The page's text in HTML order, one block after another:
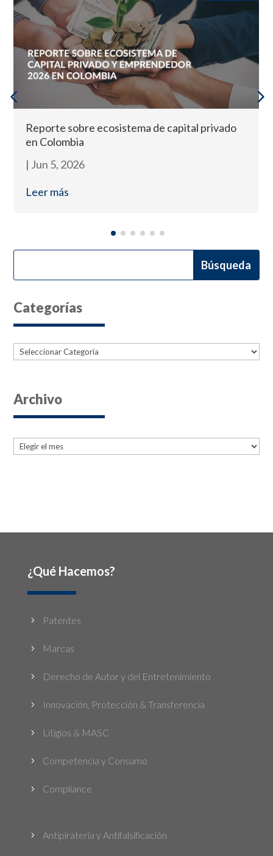
Reporte sobre ecosistema de capital privado
en Colombia
| Jun 5, 2026
Leer más
Categorías
Categorías
Archivo
Archives
¿Qué Hacemos?
5 Patentes
5 Marcas
5 Derecho de Autor y del Entretenimiento
5 Innovación, Protección & Transferencia
5 Litigios & MASC
5 Competencia y Consumo
5 Compliance
5 Antipiratería y Antifalsificación